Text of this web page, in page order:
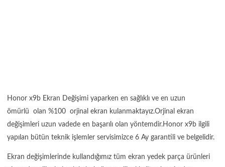
Honor x9b Ekran Değişimi yaparken en sağlıklı ve en uzun
ömürlü olan %100 orjinal ekran kulanmaktayız.Orjinal ekran
değişimleri uzun vadede en başarılı olan yöntemdir.Honor x9b ilgili
yapılan bütün teknik işlemler servisimizce 6 Ay garantili ve belgelidir.
Ekran değişimlerinde kullandığımız tüm ekran yedek parça ürünleri